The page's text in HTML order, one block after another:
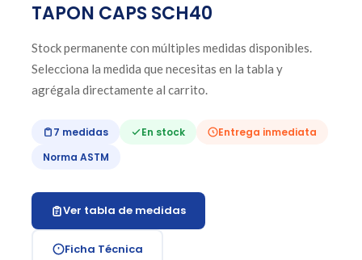
TAPON CAPS SCH40
Stock permanente con múltiples medidas disponibles.
Selecciona la medida que necesitas en la tabla y
agrégala directamente al carrito.
7 medidas En stock
Entrega inmediata
Norma ASTM
Ver tabla de medidas
Ficha Técnica